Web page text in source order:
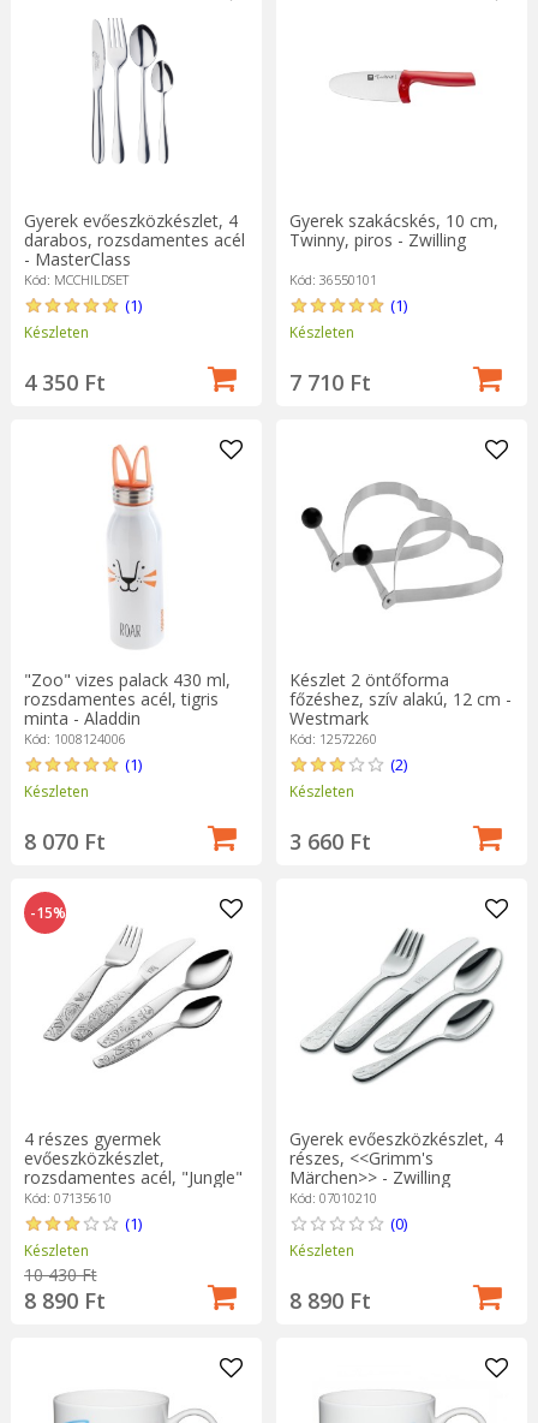
Gyerek evőeszközkészlet, 4
darabos, rozsdamentes acél
- MasterClass
Kód: MCCHILDSET
(1)
Készleten
4 350 Ft
Gyerek szakácskés, 10 cm,
Twinny, piros - Zwilling
Kód: 36550101
(1)
Készleten
7 710 Ft
"Zoo" vizes palack 430 ml,
rozsdamentes acél, tigris
minta - Aladdin
Kód: 1008124006
(1)
Készleten
8 070 Ft
Készlet 2 öntőforma
főzéshez, szív alakú, 12 cm -
Westmark
Kód: 12572260
(2)
Készleten
3 660 Ft
-15%
4 részes gyermek
evőeszközkészlet,
rozsdamentes acél, "Jungle"
- Zwilling
Kód: 07135610
(1)
Készleten
10 430 Ft
8 890 Ft
Gyerek evőeszközkészlet, 4
részes, <<Grimm's
Märchen>> - Zwilling
Kód: 07010210
(0)
Készleten
8 890 Ft